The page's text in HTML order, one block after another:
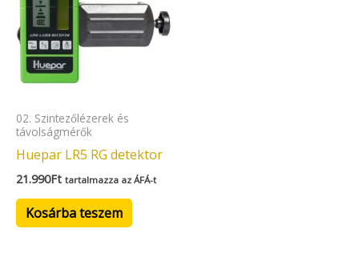
02. Szintezőlézerek és
távolságmérők
Huepar LR5 RG detektor
21.990Ft tartalmazza az ÁFÁ-t
Kosárba teszem